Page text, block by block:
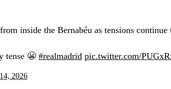
inside the Bernabéu as tensions
tense 😬 #realmadrid pic.twitter.com/
2026